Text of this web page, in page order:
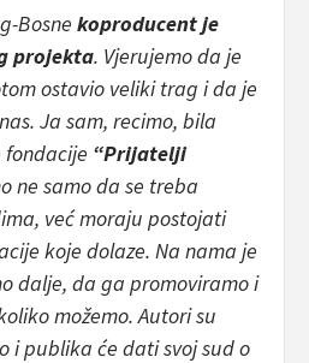
Bosne koproducent je
projekta. Vjerujemo da je
ostavio veliki trag i da je
Ja sam, recimo, bila
“Prijatelji
ne samo da se treba
već moraju postojati
koje dolaze. Na nama je
dalje, da ga promoviramo i
možemo. Autori su
i publika će dati svoj sud o